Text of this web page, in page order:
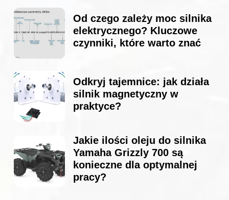
Od czego zależy moc silnika
elektrycznego? Kluczowe
czynniki, które warto znać
Odkryj tajemnice: jak działa
silnik magnetyczny w
praktyce?
Jakie ilości oleju do silnika
Yamaha Grizzly 700 są
konieczne dla optymalnej
pracy?